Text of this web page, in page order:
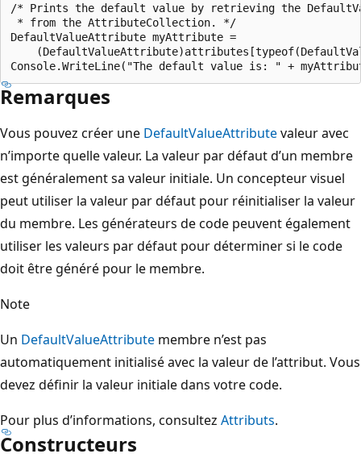
/* Prints the default value by retrieving the
* from the AttributeCollection. */
DefaultValueAttribute myAttribute =
Remarques
Vous pouvez créer une DefaultValueAttributevaleur avec
n’importe quelle valeur. La valeur par défaut d’un membre
est généralement sa valeur initiale. Un concepteur visuel
peut utiliser la valeur par défaut pour réinitialiser la valeur
du membre. Les générateurs de code peuvent également
utiliser les valeurs par défaut pour déterminer si le code
doit être généré pour le membre.
Note
Un DefaultValueAttribute membre n’est pas
automatiquement initialisé avec la valeur de l’attribut. Vous
devez définir la valeur initiale dans votre code.
Pour plus d’informations, consultez Attributs.
Constructeurs